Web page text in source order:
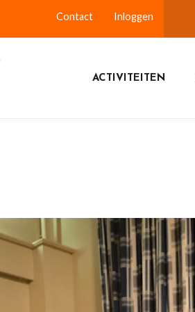
Contact Inloggen
ACTIVITEITEN